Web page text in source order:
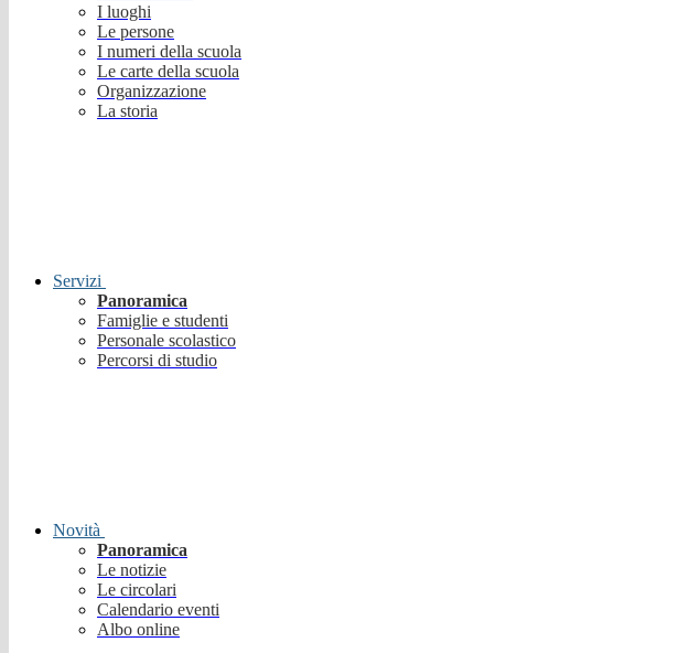
I luoghi
Le persone
I numeri della scuola
Le carte della scuola
Organizzazione
La storia
Servizi
Panoramica
Famiglie e studenti
Personale scolastico
Percorsi di studio
Novità
Panoramica
Le notizie
Le circolari
Calendario eventi
Albo online